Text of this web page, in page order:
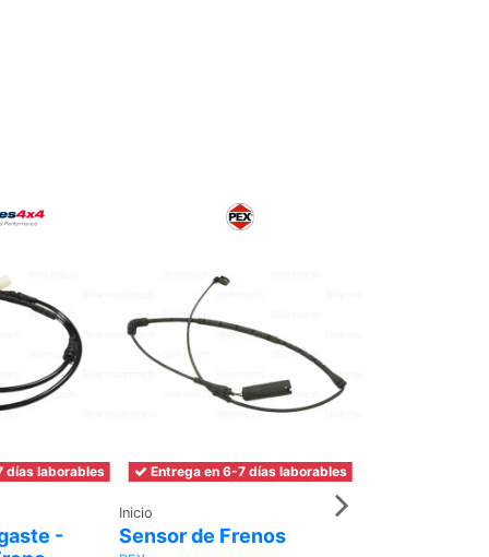
días laborables
-
Entrega en 6-7 días laborables
Inicio
Sensor de Frenos